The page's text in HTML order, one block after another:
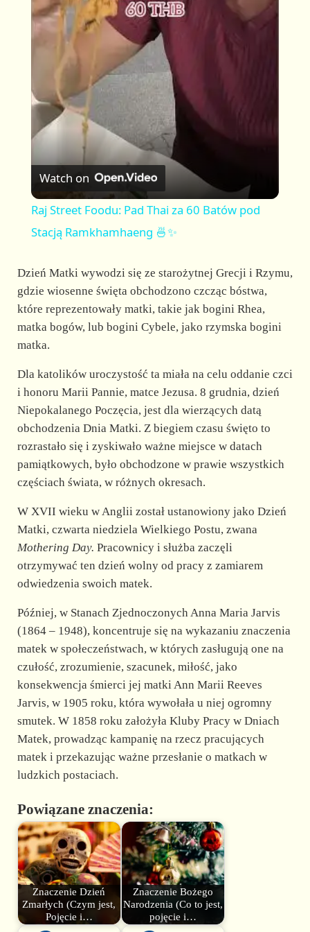
l
a
y
V
i
e
o
Watch on
Raj Street Foodu: Pad Thai za 60 Batów pod
Stacją Ramkhamhaeng 🍜✨
Dzień Matki wywodzi się ze starożytnej Grecji i Rzymu,
gdzie wiosenne święta obchodzono czcząc bóstwa,
które reprezentowały matki, takie jak bogini Rhea,
matka bogów, lub bogini Cybele, jako rzymska bogini
matka.
Dla katolików uroczystość ta miała na celu oddanie czci
i honoru Marii Pannie, matce Jezusa. 8 grudnia, dzień
Niepokalanego Poczęcia, jest dla wierzących datą
obchodzenia Dnia Matki. Z biegiem czasu święto to
rozrastało się i zyskiwało ważne miejsce w datach
pamiątkowych, było obchodzone w prawie wszystkich
częściach świata, w różnych okresach.
W XVII wieku w Anglii został ustanowiony jako Dzień
Matki, czwarta niedziela Wielkiego Postu, zwana
Mothering Day. Pracownicy i służba zaczęli
otrzymywać ten dzień wolny od pracy z zamiarem
odwiedzenia swoich matek.
Później, w Stanach Zjednoczonych Anna Maria Jarvis
(1864 – 1948), koncentruje się na wykazaniu znaczenia
matek w społeczeństwach, w których zasługują one na
czułość, zrozumienie, szacunek, miłość, jako
konsekwencja śmierci jej matki Ann Marii Reeves
Jarvis, w 1905 roku, która wywołała u niej ogromny
smutek. W 1858 roku założyła Kluby Pracy w Dniach
Matek, prowadząc kampanię na rzecz pracujących
matek i przekazując ważne przesłanie o matkach w
ludzkich postaciach.
Powiązane znaczenia:
Znaczenie Dzień
Zmarłych (Czym jest,
Pojęcie i…
Znaczenie Bożego
Narodzenia (Co to jest,
pojęcie i…